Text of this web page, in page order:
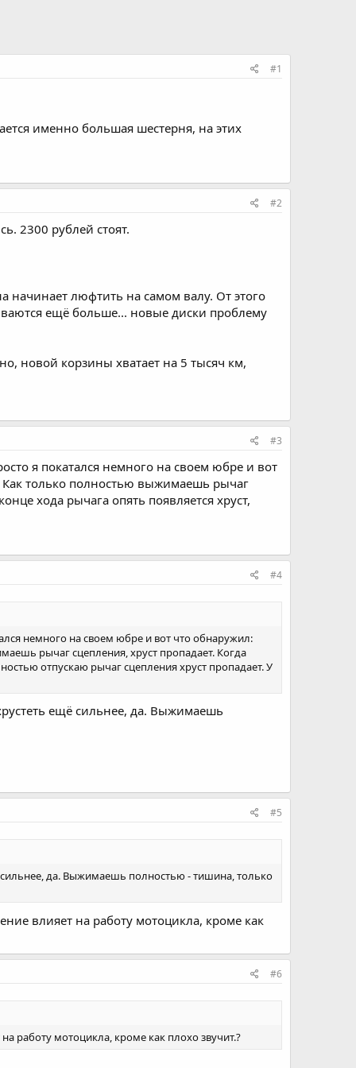
#1
именно большая шестерня, на этих
#2
2300 рублей стоят.
начинает люфтить на самом валу. От этого
ещё больше... новые диски проблему
новой корзины хватает на 5 тысяч км,
#3
я покатался немного на своем юбре и вот
Как только полностью выжимаешь рычаг
хода рычага опять появляется хруст,
#4
немного на своем юбре и вот что обнаружил:
рычаг сцепления, хруст пропадает. Когда
отпускаю рычаг сцепления хруст пропадает. У
ещё сильнее, да. Выжимаешь
#5
да. Выжимаешь полностью - тишина, только
влияет на работу мотоцикла, кроме как
#6
работу мотоцикла, кроме как плохо звучит.?